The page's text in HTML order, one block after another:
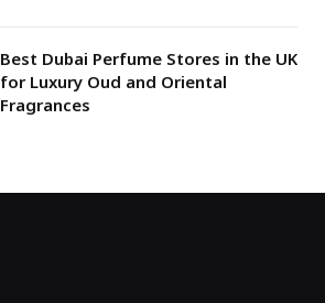
Best Dubai Perfume Stores in the UK
for Luxury Oud and Oriental
Fragrances